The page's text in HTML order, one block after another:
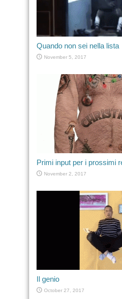
Quando non sei nella lista
November 5, 2017
Primi input per i prossimi
November 2, 2017
Il genio
October 27, 2017